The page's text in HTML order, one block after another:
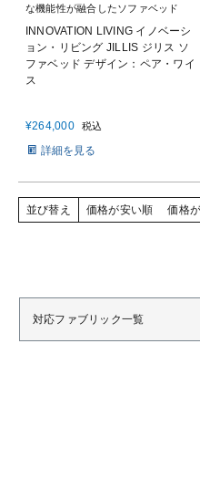
な機能性が融合したソファベッド
INNOVATION LIVING イノベーシ
ョン・リビング JILLIS ジリス ソ
ファベッド デザイン：ペア・ワイ
ス
¥264,000 税込
詳細を見る
並び替え 価格が安い順 価格
対応ファブリック一覧